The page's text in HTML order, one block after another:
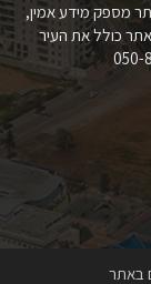
מספק מידע אמין,
כולל את העיר
באתר